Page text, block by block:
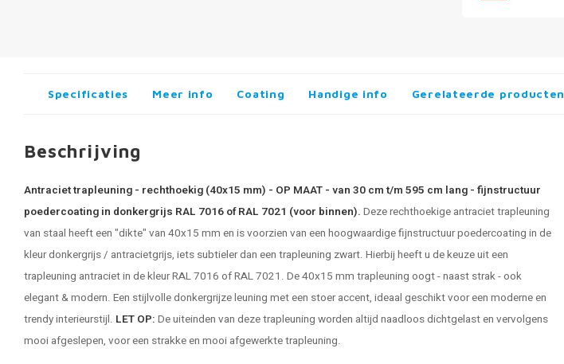
Specificaties Meer info Coating Handige info Gerelateerde producten
Beschrijving
Antraciet trapleuning - rechthoekig (40x15 mm) - OP MAAT - van 30 cm t/m 595 cm lang - fijnstructuur
poedercoating in donkergrijs RAL 7016 of RAL 7021 (voor binnen). Deze rechthoekige antraciet trapleuning
van staal heeft een "dikte" van 40x15 mm en is voorzien van een hoogwaardige fijnstructuur poedercoating in de
kleur donkergrijs / antracietgrijs, iets subtieler dan een trapleuning zwart. Hierbij heeft u de keuze uit een
trapleuning antraciet in de kleur RAL 7016 of RAL 7021. De 40x15 mm trapleuning oogt - naast strak - ook
elegant & modern. Een stijlvolle donkergrijze leuning met een stoer accent, ideaal geschikt voor een moderne en
trendy interieurstijl. LET OP: De uiteinden van deze trapleuning worden altijd naadloos dichtgelast en vervolgens
mooi afgeslepen, voor een strakke en mooi afgewerkte trapleuning.